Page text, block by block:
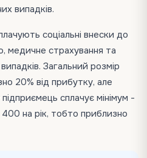
випадків.
соціальні внески до
медичне страхування та
Загальний розмір
20% від прибутку, але
сплачує мінімум -
на рік, тобто приблизно